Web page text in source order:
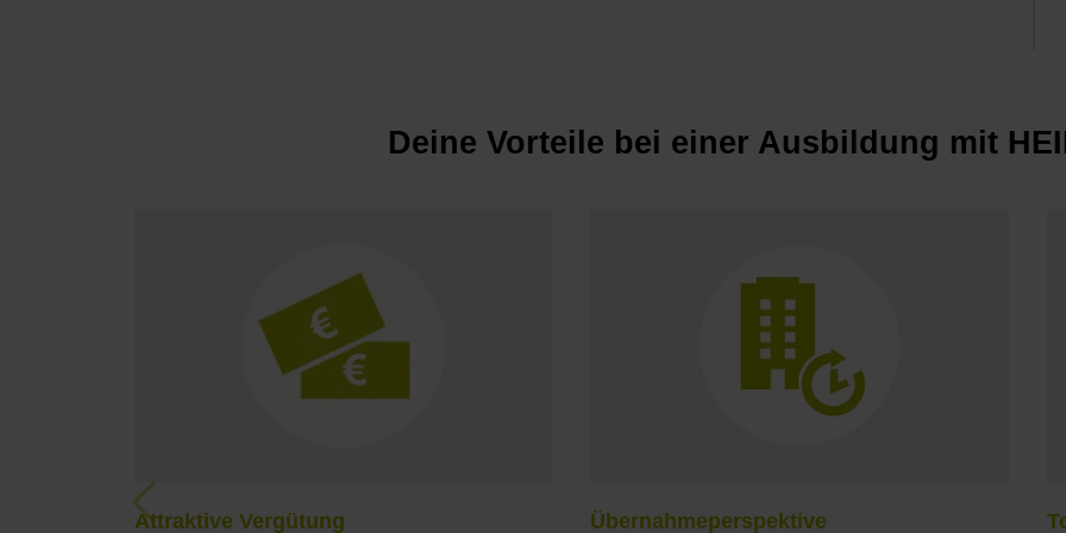
Deine Vorteile bei einer Ausbildung mit
Attraktive Vergütung Übernahmeperspektive
Previous